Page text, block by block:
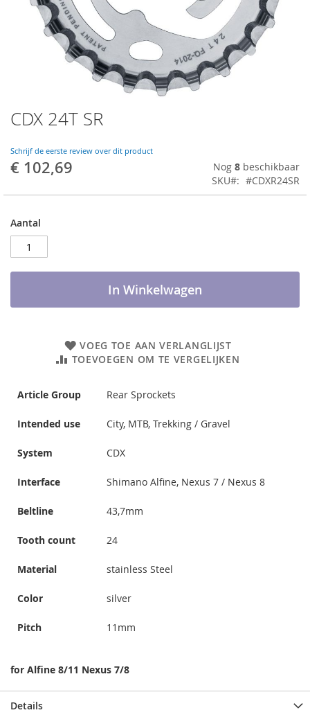
CDX 24T SR
Schrijf de eerste review over dit product
€ 102,69 Nog 8 beschikbaar
SKU
#CDXR24SR
Aantal
In Winkelwagen
VOEG TOE AAN VERLANGLIJST
TOEVOEGEN OM TE VERGELIJKEN
Article Group Rear Sprockets
Intended use City, MTB, Trekking / Gravel
System CDX
Interface Shimano Alfine, Nexus 7 / Nexus 8
Beltline 43,7mm
Tooth count 24
Material stainless Steel
Color silver
Pitch 11mm
for Alfine 8/11 Nexus 7/8
Ga
naar
begin
van
afbeeldingen-
Details